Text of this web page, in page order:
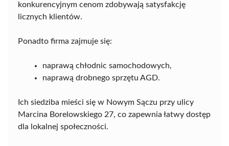
konkurencyjnym cenom zdobywają satysfakcję
licznych klientów.
Ponadto firma zajmuje się:
naprawą chłodnic samochodowych,
naprawą drobnego sprzętu AGD.
Ich siedziba mieści się w Nowym Sączu przy ulicy
Marcina Borelowskiego 27, co zapewnia łatwy dostęp
dla lokalnej społeczności.